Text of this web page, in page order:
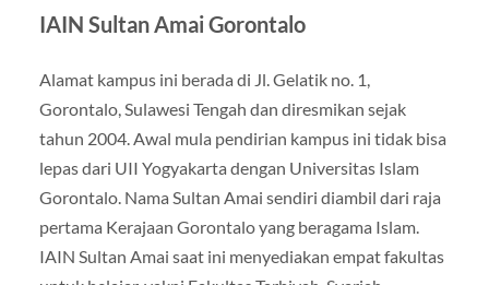
IAIN Sultan Amai Gorontalo
Alamat kampus ini berada di Jl. Gelatik no. 1,
Gorontalo, Sulawesi Tengah dan diresmikan sejak
tahun 2004. Awal mula pendirian kampus ini tidak bisa
lepas dari UII Yogyakarta dengan Universitas Islam
Gorontalo. Nama Sultan Amai sendiri diambil dari raja
pertama Kerajaan Gorontalo yang beragama Islam.
IAIN Sultan Amai saat ini menyediakan empat fakultas